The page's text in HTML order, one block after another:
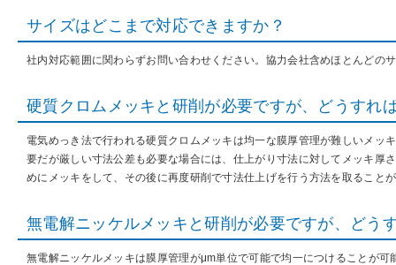
サイズはどこまで対応できますか？
社内対応範囲に関わらずお問い合わせください。協力会社含めほとんどの
硬質クロムメッキと研削が必要ですが、どうすれ
電気めっき法で行われる硬質クロムメッキは均一な膜厚管理が難しいメッ
要だが厳しい寸法公差も必要な場合には、仕上がり寸法に対してメッキ厚
めにメッキをして、その後に再度研削で寸法仕上げを行う方法を取ること
無電解ニッケルメッキと研削が必要ですが、どう
無電解ニッケルメッキは膜厚管理がμm単位で可能で均一につけることが